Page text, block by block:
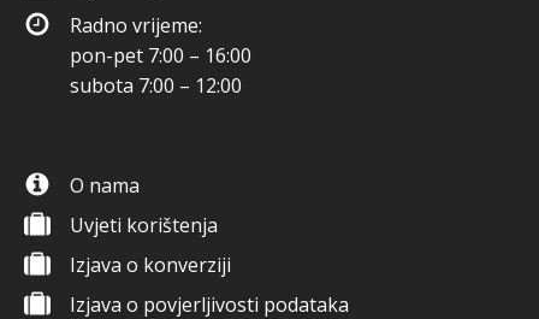
Radno vrijeme:
pon-pet 7:00 – 16:00
subota 7:00 – 12:00
O nama
Uvjeti korištenja
Izjava o konverziji
Izjava o povjerljivosti podataka